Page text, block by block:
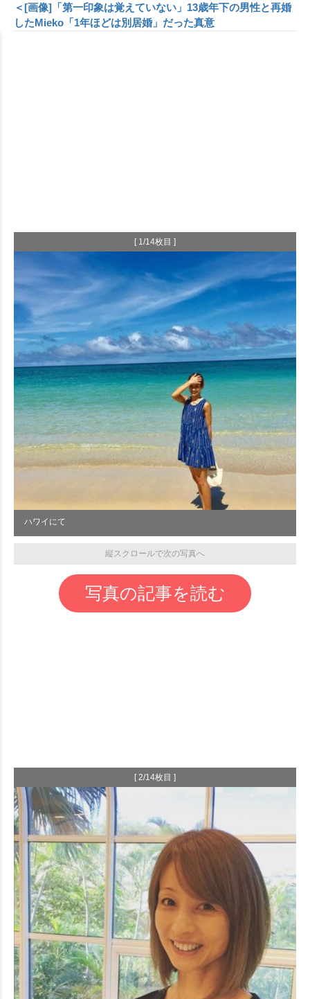
＜[画像]「第一印象は覚えていない」13歳年下の男性と再婚
したMieko「1年ほどは別居婚」だった真意
[ 1/14枚目 ]
ハワイにて
縦スクロールで次の写真へ
写真の記事を読む
[ 2/14枚目 ]